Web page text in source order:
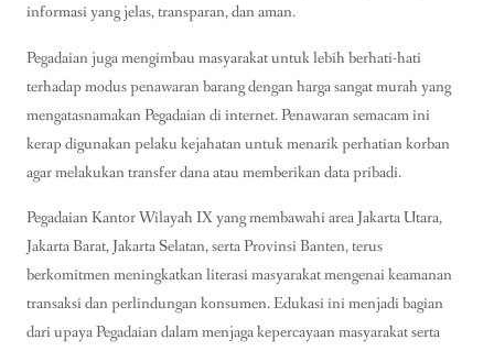
informasi yang jelas, transparan, dan aman.
Pegadaian juga mengimbau masyarakat untuk lebih berhati-hati
terhadap modus penawaran barang dengan harga sangat murah yang
mengatasnamakan Pegadaian di internet. Penawaran semacam ini
kerap digunakan pelaku kejahatan untuk menarik perhatian korban
agar melakukan transfer dana atau memberikan data pribadi.
Pegadaian Kantor Wilayah IX yang membawahi area Jakarta Utara,
Jakarta Barat, Jakarta Selatan, serta Provinsi Banten, terus
berkomitmen meningkatkan literasi masyarakat mengenai keamanan
transaksi dan perlindungan konsumen. Edukasi ini menjadi bagian
dari upaya Pegadaian dalam menjaga kepercayaan masyarakat serta